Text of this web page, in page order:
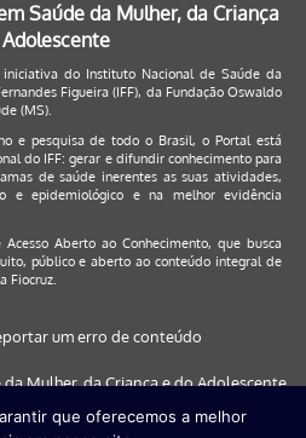
Saúde da Mulher, da Criança
do Instituto Nacional de Saúde da
Figueira (IFF), da Fundação Oswaldo
(MS).
e pesquisa de todo o Brasil, o Portal está
do IFF: gerar e difundir conhecimento para
de saúde inerentes as suas atividades,
e epidemiológico e na melhor evidência
Acesso Aberto ao Conhecimento, que busca
público e aberto ao conteúdo integral de
Fiocruz.
um erro de conteúdo
Mulher, da Criança e do Adolescente
que oferecemos a melhor